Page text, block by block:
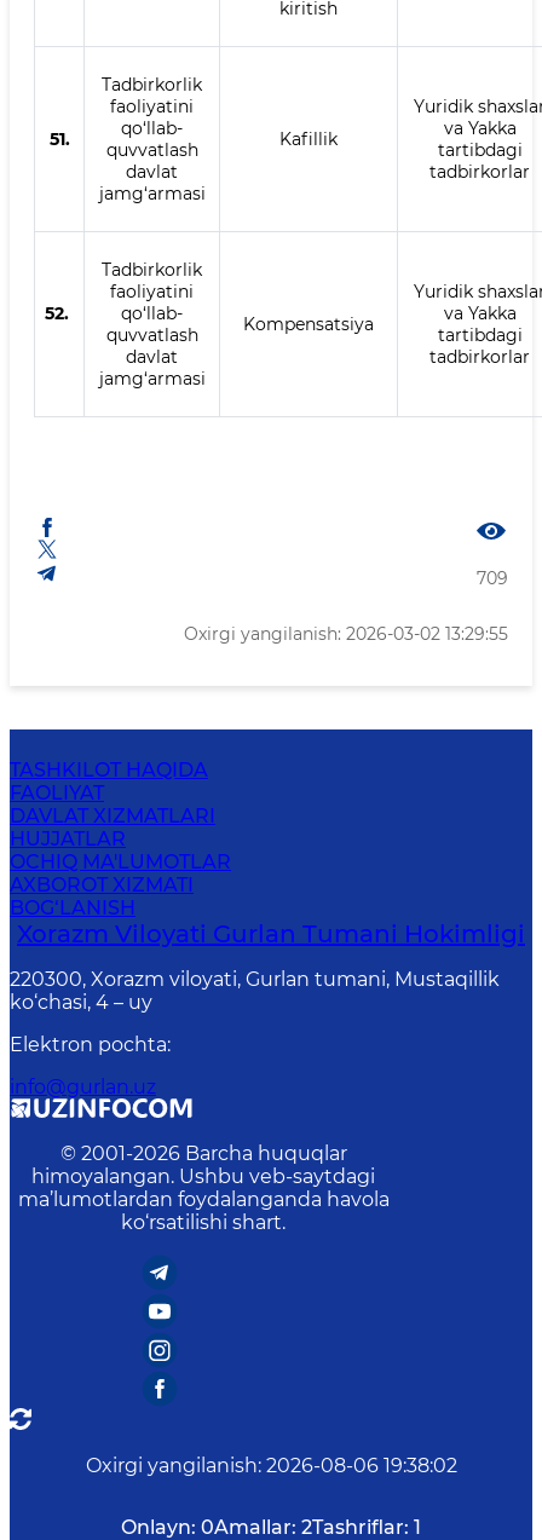
kiritish
51.
Tadbirkorlik
faoliyatini
qo‘llab-
quvvatlash
davlat
jamg‘armasi
Kafillik
Yuridik
va Yakka
tartibdagi
tadbirkorlar
52.
Tadbirkorlik
faoliyatini
qo‘llab-
quvvatlash
davlat
jamg‘armasi
Kompensatsiya
Yuridik
va Yakka
tartibdagi
tadbirkorlar
709
Oxirgi yangilanish: 2026-03-02 13:29:55
TASHKILOT HAQIDA
FAOLIYAT
DAVLAT XIZMATLARI
HUJJATLAR
OCHIQ MA'LUMOTLAR
AXBOROT XIZMATI
BOG‘LANISH
Xorazm Viloyati Gurlan Tumani Hokimligi
220300, Xorazm viloyati, Gurlan tumani, Mustaqillik
ko‘chasi, 4 – uy
Elektron pochta:
info@gurlan.uz
© 2001-2026 Barcha huquqlar
himoyalangan. Ushbu veb-saytdagi
ma’lumotlardan foydalanganda havola
ko‘rsatilishi shart.
Oxirgi yangilanish: 2026-08-06 19:38:02
Onlayn: 0Amallar: 2Tashriflar: 1